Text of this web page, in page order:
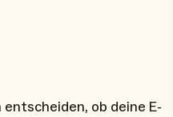
ob deine E-